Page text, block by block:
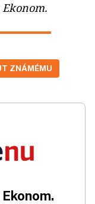
ZNÁMÉMU